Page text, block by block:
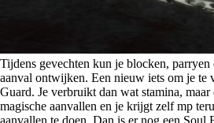
Tijdens gevechten kun je blocken, parryen
aanval ontwijken. Een nieuw iets om je te
Guard. Je verbruikt dan wat stamina,
magische aanvallen en je krijgt zelf mp
aanvallen te doen. Dan is er nog een Soul